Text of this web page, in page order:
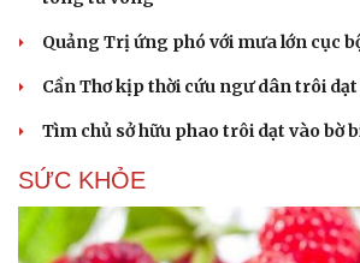
Quảng Trị ứng phó với mưa lớn cục
Cần Thơ kịp thời cứu ngư dân trôi
Tìm chủ sở hữu phao trôi dạt vào bờ
SỨC KHỎE